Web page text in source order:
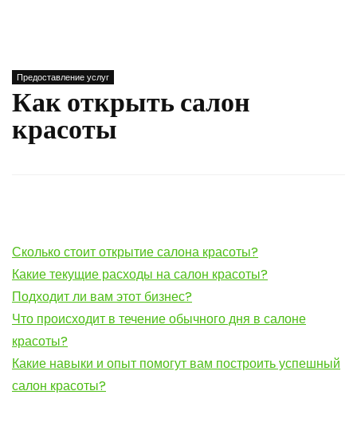
Предоставление услуг
Как открыть салон
красоты
Сколько стоит открытие салона красоты?
Какие текущие расходы на салон красоты?
Подходит ли вам этот бизнес?
Что происходит в течение обычного дня в салоне
красоты?
Какие навыки и опыт помогут вам построить успешный
салон красоты?